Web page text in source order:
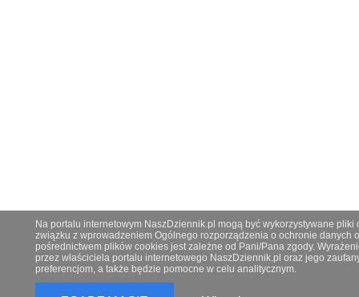
Na portalu internetowym NaszDziennik.pl mogą być wykorzystywane
związku z wprowadzeniem Ogólnego rozporządzenia o ochronie danych
pośrednictwem plików cookies jest zależne od Pani/Pana zgody.
przez właściciela portalu internetowego NaszDziennik.pl oraz jego
preferencjom, a także będzie pomocne w celu analitycznym.